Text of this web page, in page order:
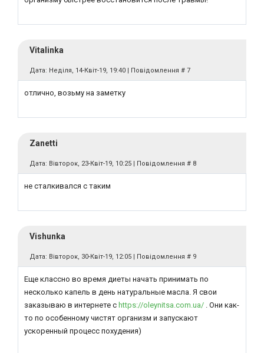
Vitalinka
Дата: Неділя, 14-Квіт-19, 19:40 | Повідомлення # 7
отлично, возьму на заметку
Zanetti
Дата: Вівторок, 23-Квіт-19, 10:25 | Повідомлення # 8
не сталкивался с таким
Vishunka
Дата: Вівторок, 30-Квіт-19, 12:05 | Повідомлення # 9
Еще классно во время диеты начать принимать по
несколько капель в день натуральные масла. Я свои
заказываю в интернете с https://oleynitsa.com.ua/ . Они как-
то по особенному чистят организм и запускают
ускоренный процесс похудения)